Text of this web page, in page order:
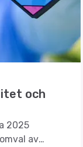
och
2025
av